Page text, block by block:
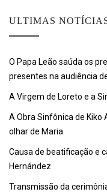
ULTIMAS
O Papa Leão saúda os
presentes na audiência
A Virgem de Loreto e a
A Obra Sinfônica de Kiko
olhar de Maria
Causa de beatificação e
Hernández
Transmissão da